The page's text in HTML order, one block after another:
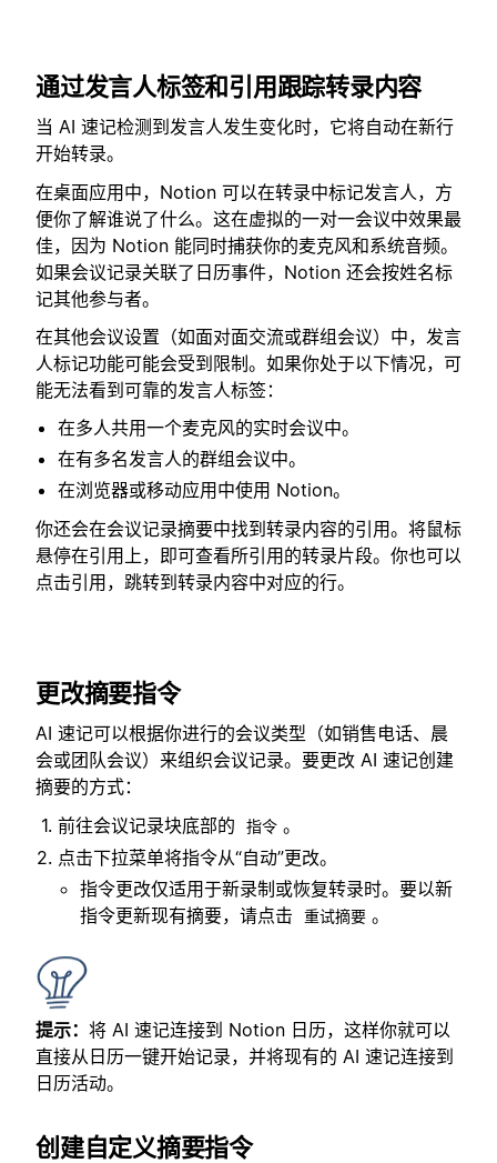
通过发言人标签和引用跟踪转录内容
当 AI 速记检测到发言人发生变化时，它将自动在新行
开始转录。
在桌面应用中，Notion 可以在转录中标记发言人，方
便你了解谁说了什么。这在虚拟的一对一会议中效果最
佳，因为 Notion 能同时捕获你的麦克风和系统音频。
如果会议记录关联了日历事件，Notion 还会按姓名标
记其他参与者。
在其他会议设置（如面对面交流或群组会议）中，发言
人标记功能可能会受到限制。如果你处于以下情况，可
能无法看到可靠的发言人标签：
在多人共用一个麦克风的实时会议中。
在有多名发言人的群组会议中。
在浏览器或移动应用中使用 Notion。
你还会在会议记录摘要中找到转录内容的引用。将鼠标
悬停在引用上，即可查看所引用的转录片段。你也可以
点击引用，跳转到转录内容中对应的行。
更改摘要指令
AI 速记可以根据你进行的会议类型（如销售电话、晨
会或团队会议）来组织会议记录。要更改 AI 速记创建
摘要的方式：
前往会议记录块底部的
指令 。
点击下拉菜单将指令从“自动”更改。
指令更改仅适用于新录制或恢复转录时。要以新
指令更新现有摘要，请点击
重试摘要 。
提示： 将 AI 速记连接到 Notion 日历，这样你就可以
直接从日历一键开始记录，并将现有的 AI 速记连接到
日历活动。
创建自定义摘要指令